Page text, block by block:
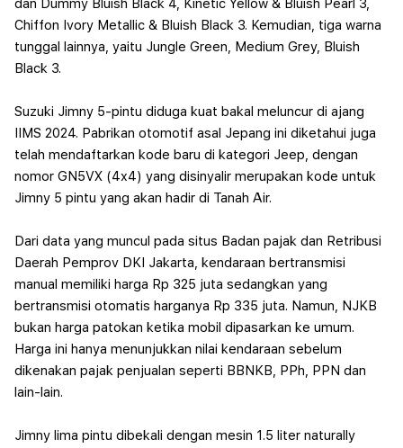
dan Dummy Bluish Black 4, Kinetic Yellow & Bluish Pearl 3,
Chiffon Ivory Metallic & Bluish Black 3. Kemudian, tiga warna
tunggal lainnya, yaitu Jungle Green, Medium Grey, Bluish
Black 3.
Suzuki Jimny 5-pintu diduga kuat bakal meluncur di ajang
IIMS 2024. Pabrikan otomotif asal Jepang ini diketahui juga
telah mendaftarkan kode baru di kategori Jeep, dengan
nomor GN5VX (4x4) yang disinyalir merupakan kode untuk
Jimny 5 pintu yang akan hadir di Tanah Air.
Dari data yang muncul pada situs Badan pajak dan Retribusi
Daerah Pemprov DKI Jakarta, kendaraan bertransmisi
manual memiliki harga Rp 325 juta sedangkan yang
bertransmisi otomatis harganya Rp 335 juta. Namun, NJKB
bukan harga patokan ketika mobil dipasarkan ke umum.
Harga ini hanya menunjukkan nilai kendaraan sebelum
dikenakan pajak penjualan seperti BBNKB, PPh, PPN dan
lain-lain.
Jimny lima pintu dibekali dengan mesin 1.5 liter naturally